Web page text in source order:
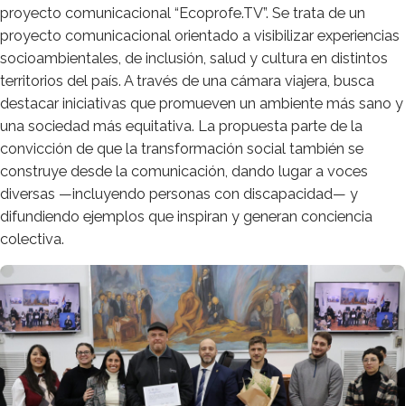
proyecto comunicacional “Ecoprofe.TV”. Se trata de un
proyecto comunicacional orientado a visibilizar experiencias
socioambientales, de inclusión, salud y cultura en distintos
territorios del país. A través de una cámara viajera, busca
destacar iniciativas que promueven un ambiente más sano y
una sociedad más equitativa. La propuesta parte de la
convicción de que la transformación social también se
construye desde la comunicación, dando lugar a voces
diversas —incluyendo personas con discapacidad— y
difundiendo ejemplos que inspiran y generan conciencia
colectiva.